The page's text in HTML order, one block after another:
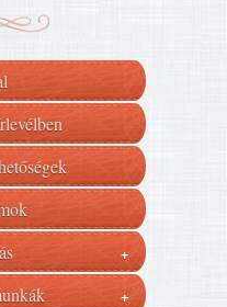
+
+